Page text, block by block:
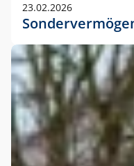
23.02.2026